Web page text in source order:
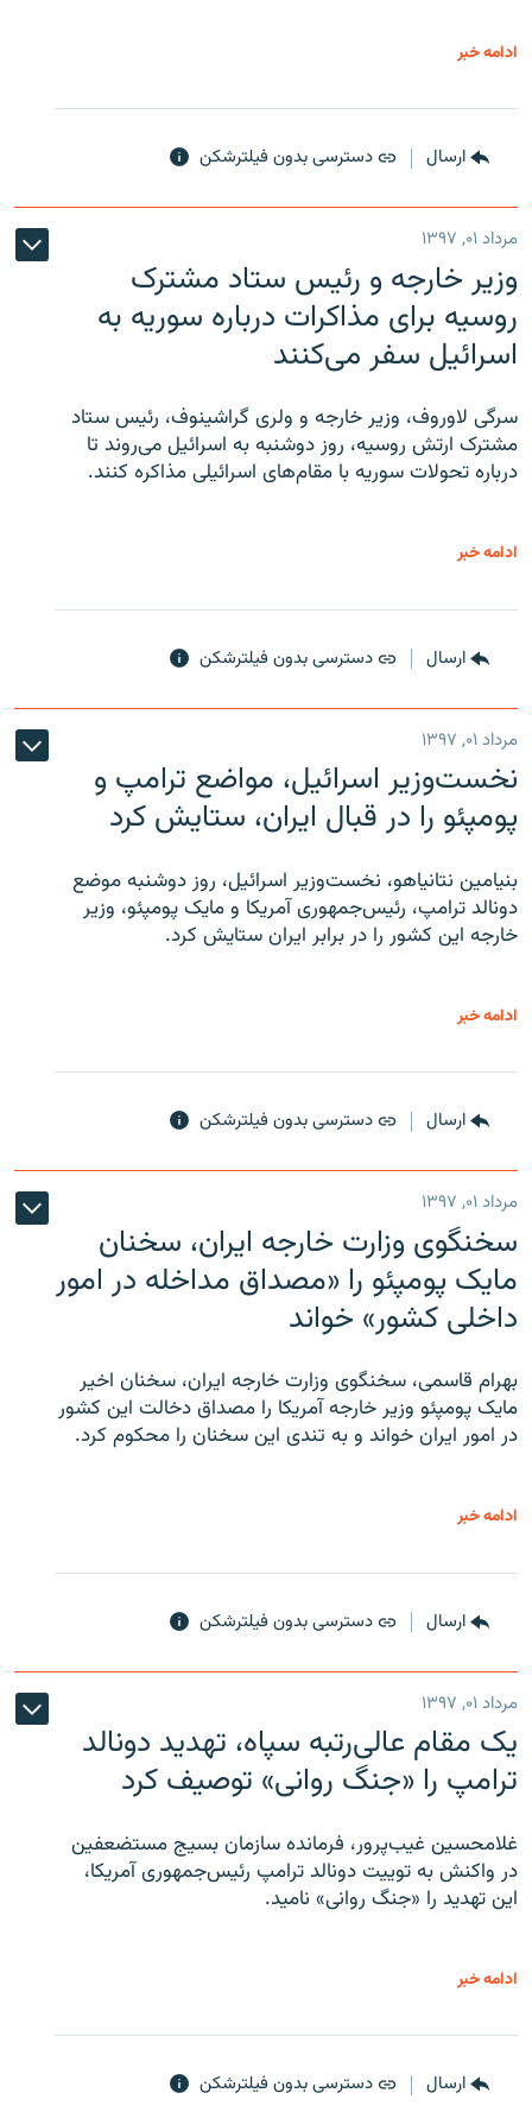
ادامه خبر
ارسال دسترسی بدون فیلترشکن
مرداد ۰۱, ۱۳۹۷
وزیر خارجه و رئیس‌ ستاد مشترک
روسیه برای مذاکرات درباره سوریه به
اسرائیل سفر می‌کنند
سرگی لاوروف، وزیر خارجه و ولری گراشینوف، رئیس ستاد
مشترک ارتش روسیه، روز دوشنبه به اسرائیل می‌روند تا
درباره تحولات سوریه با مقام‌های اسرائیلی مذاکره کنند.
ادامه خبر
ارسال دسترسی بدون فیلترشکن
مرداد ۰۱, ۱۳۹۷
نخست‌وزیر اسرائیل، مواضع ترامپ و
پومپئو را در قبال ایران، ستایش کرد
بنیامین نتانیاهو، نخست‌وزیر اسرائیل، روز دوشنبه موضع
دونالد ترامپ، رئیس‌جمهوری آمریکا و مایک پومپئو، وزیر
خارجه این کشور را در برابر ایران ستایش کرد.
ادامه خبر
ارسال دسترسی بدون فیلترشکن
مرداد ۰۱, ۱۳۹۷
سخنگوی وزارت خارجه ایران، سخنان
مایک پومپئو را «مصداق مداخله در امور
داخلی کشور» خواند
بهرام قاسمی، سخنگوی وزارت خارجه ایران، سخنان اخیر
مایک پومپئو وزیر خارجه آمریکا را مصداق دخالت این کشور
در امور ایران خواند و به تندی این سخنان را محکوم کرد.
ادامه خبر
ارسال دسترسی بدون فیلترشکن
مرداد ۰۱, ۱۳۹۷
یک مقام عالی‌رتبه سپاه، تهدید دونالد
ترامپ را «جنگ روانی» توصیف کرد
غلامحسین غیب‌پرور، فرمانده سازمان بسیج مستضعفین
در واکنش به توییت دونالد ترامپ رئیس‌جمهوری آمریکا،
این تهدید را «جنگ روانی» نامید.
ادامه خبر
ارسال دسترسی بدون فیلترشکن